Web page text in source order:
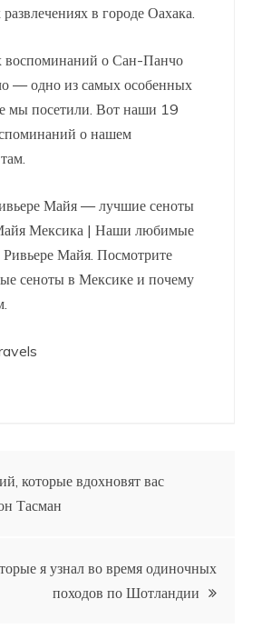
в городе Оахака.
о Сан-Панчо
— одно из самых особенных
мы посетили. Вот наши 19
о нашем
Майя — лучшие сеноты
Мексика | Наши любимые
Ривьере Майя. Посмотрите
сеноты в Мексике и почему
которые вдохновят вас
Тасман
я узнал во время одиночных
походов по Шотландии